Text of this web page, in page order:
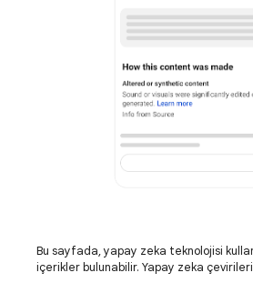
Bu sayfada, yapay zeka teknolojisi
içerikler bulunabilir. Yapay zeka